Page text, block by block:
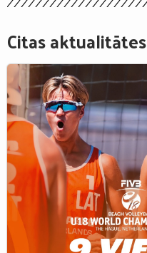
Citas aktualitātes